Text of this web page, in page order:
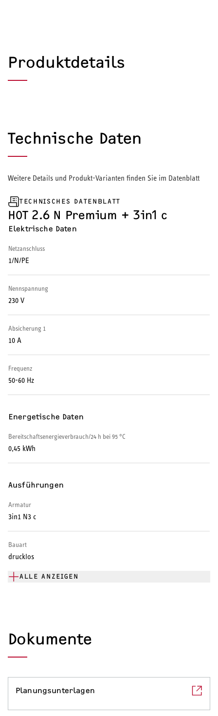
HEIZEN UND KÜHLEN
Wärmepumpe
Puffer- und Trinkwarmwasserspeicher
Regelung / Energiemanagement
Elektroheizung
WARMWASSER
Warmwasserspeicher
Warmwasser-Wärmepumpe
Kochendwassergeräte
Händetrockner
LÜFTEN
Produktdetails
Technische Daten
Weitere Details und Produkt-Varianten finden Sie im Datenblatt
TECHNISCHES DATENBLATT
HOT 2.6 N Premium + 3in1 c
Elektrische Daten
Netzanschluss
1/N/PE
Nennspannung
230 V
Absicherung 1
10 A
Frequenz
50-60 Hz
Energetische Daten
Bereitschaftsenergieverbrauch/24 h bei 95 °C
0,45 kWh
Ausführungen
Armatur
3in1 N3 c
Bauart
drucklos
ALLE ANZEIGEN
Dokumente
Planungsunterlagen